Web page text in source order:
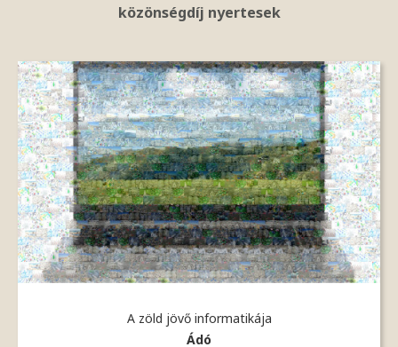
közönségdíj nyertesek
A zöld jövő informatikája
Ádó